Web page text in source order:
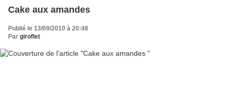
Cake aux amandes
Publié le 13/09/2010 à 20:48
Par giroflet